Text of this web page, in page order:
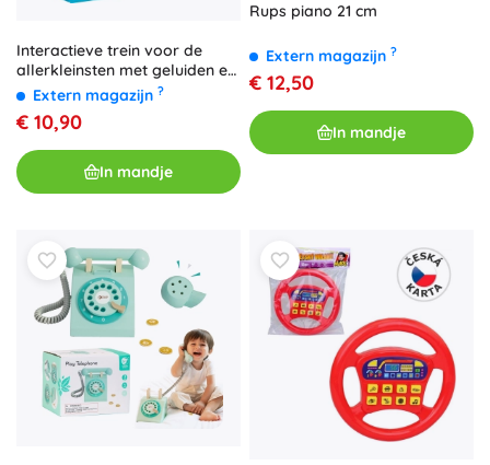
Interactieve trein voor de
allerkleinsten met geluiden en
lichtjes
Extern magazijn ?
€ 10,90
In mandje
Rups piano 21 cm
Extern magazijn ?
€ 12,50
In mandje